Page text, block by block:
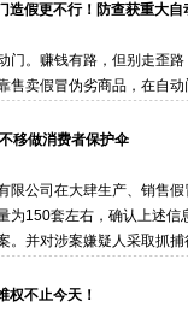
造假更不行！防查获重大自
门。赚钱有路，但别走歪
售卖假冒伪劣商品，在自
移做消费者保护伞
限公司在大肆生产、销售
为150套左右，确认上述信
并对涉案嫌疑人采取抓捕
权不止今天！